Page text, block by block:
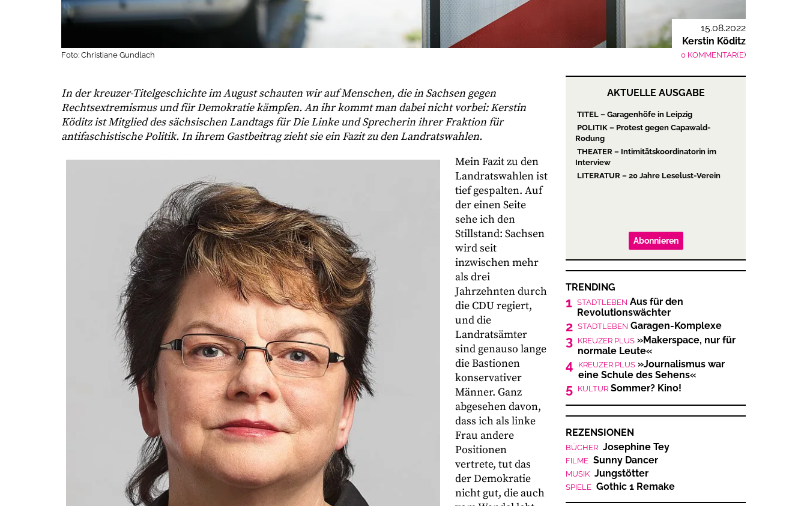
Foto: Christiane Gundlach
15.08.2022
Kerstin Köditz
0 KOMMENTAR(E)
In der kreuzer-Titelgeschichte im August schauten wir auf Menschen, die in Sachsen gegen
Rechtsextremismus und für Demokratie kämpfen. An ihr kommt man dabei nicht vorbei: Kerstin
Köditz ist Mitglied des sächsischen Landtags für Die Linke und Sprecherin ihrer Fraktion für
antifaschistische Politik. In ihrem Gastbeitrag zieht sie ein Fazit zu den Landratswahlen.
Mein Fazit zu den
Landratswahlen ist
tief gespalten. Auf
der einen Seite
sehe ich den
Stillstand: Sachsen
wird seit
inzwischen mehr
als drei
Jahrzehnten durch
die CDU regiert,
und die
Landratsämter
sind genauso lange
die Bastionen
konservativer
Männer. Ganz
abgesehen davon,
dass ich als linke
Frau andere
Positionen
vertrete, tut das
der Demokratie
nicht gut, die auch
AKTUELLE AUSGABE
TITEL – Garagenhöfe in Leipzig
POLITIK – Protest gegen Capawald-
Rodung
THEATER – Intimitätskoordinatorin im
Interview
LITERATUR – 20 Jahre Leselust-Verein
Abonnieren
TRENDING
1 STADTLEBEN Aus für den
Revolutionswächter
2 STADTLEBEN Garagen-Komplexe
3 KREUZER PLUS »Makerspace, nur für
normale Leute«
4 KREUZER PLUS »Journalismus war
eine Schule des Sehens«
5 KULTUR Sommer? Kino!
REZENSIONEN
BÜCHER Josephine Tey
FILME Sunny Dancer
MUSIK Jungstötter
SPIELE Gothic 1 Remake